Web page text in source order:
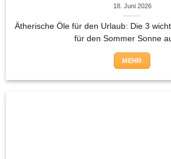
18. Juni 2026
Ätherische Öle für den Urlaub: Die 3
für den Sommer Sonne
MEHR